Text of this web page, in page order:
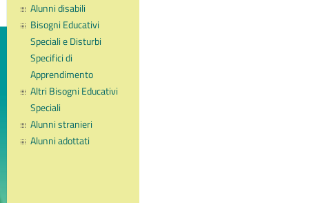
Alunni disabili
Bisogni Educativi
Speciali e Disturbi
Specifici di
Apprendimento
Altri Bisogni Educativi
Speciali
Alunni stranieri
Alunni adottati